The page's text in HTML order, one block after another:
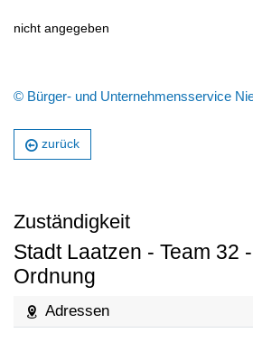
nicht angegeben
© Bürger- und Unternehmensservice
zurück
Zuständigkeit
Stadt Laatzen - Team 32
Ordnung
Adressen